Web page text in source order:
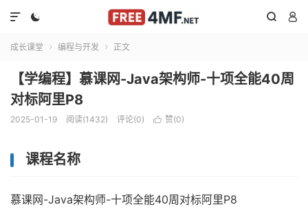
  

成长课堂  编程与开发  正文
【学编程】慕课网-Java架构师-十项全能40周
对标阿里P8
2025-01-19 阅读(1432) 评论(0)  赞(0)
课程名称
慕课网-Java架构师-十项全能40周对标阿里P8